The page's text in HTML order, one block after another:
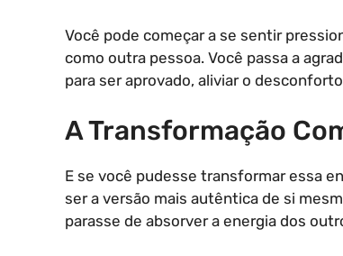
Você pode começar a se sentir
como outra pessoa. Você passa a
para ser aprovado, aliviar o
A Transformação
E se você pudesse transformar essa
ser a versão mais autêntica de si
parasse de absorver a energia dos